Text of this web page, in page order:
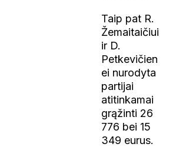
Taip pat R.
Žemaitaičiui
ir D.
Petkevičien
ei nurodyta
partijai
atitinkamai
grąžinti 26
776 bei 15
349 eurus.